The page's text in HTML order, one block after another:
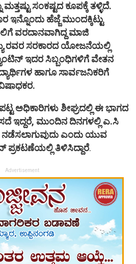
ಸಂಕಷ್ಟದ ಕೂಪಕ್ಕೆ ತಳ್ಳಿದೆ.
ಹೆಜ್ಜೆ ಮುಂದಕ್ಕಿಟ್ಟು
ವರದಾನವಾಗಿದ್ದ ಮಾಜಿ
ರವರ ಸರಕಾರದ ಯೋಜನೆಯಲ್ಲಿ
ಇದರ ಸಿಬ್ಬಂಧಿಗಳಿಗೆ ವೇತನ
ಹಾಗೂ ಸಾರ್ವಜನಿಕರಿಗೆ
ಅಧಿಕಾರಿಗಳು ಶೀಘ್ರದಲ್ಲಿ ಈ ಭಾಗದ
ಇದ್ದರೆ, ಮುಂದಿನ ದಿನಗಳಲ್ಲಿ ಎ.ಸಿ
ಎಂದು ಯುವ
ಪ್ರಕಟಣೆಯಲ್ಲಿ ತಿಳಿಸಿದ್ದಾರೆ.
Advertisement